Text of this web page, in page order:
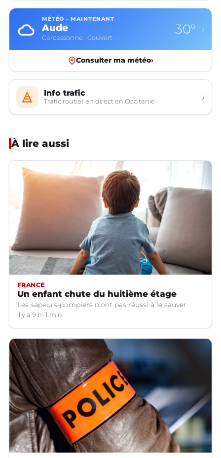
MÉTÉO · MAINTENANT
Aude
Carcassonne · Couvert
30° ›
Consulter ma météo›
Info trafic
Trafic routier en direct en Occitanie ›
À lire aussi
FRANCE
Un enfant chute du huitième étage
Les sapeurs-pompiers n'ont pas réussi à le sauver.
il y a 9 h 1 min